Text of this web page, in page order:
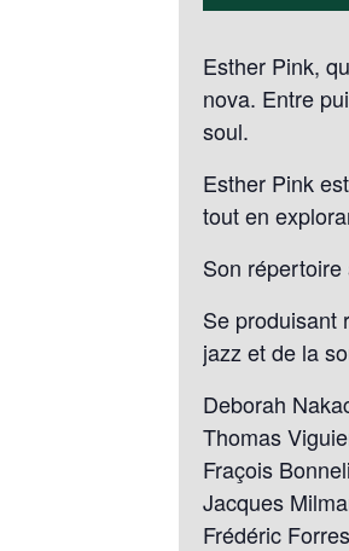
Esther Pink,
nova. Entre
soul.
Esther Pink
tout en
Son
Se produisant
jazz et de la
Deborah
Thomas
Fraçois
Jacques
Frédéric